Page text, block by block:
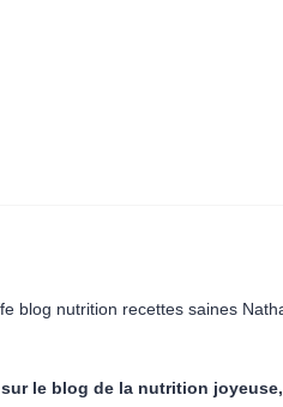
le blog de la nutrition joyeuse,